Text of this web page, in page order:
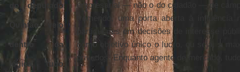
do deputado
Quintão veio
dentro da
lógica 'tudo
empresarial — não o do cidadão — de
tremendo, uma porta aberta à influência
particulares em decisões de interesse
como objetivo único o lucro, ou seja, a
privados. Enquanto agente de mercado,